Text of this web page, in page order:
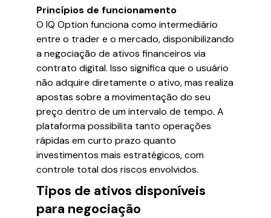
Princípios de funcionamento
O IQ Option funciona como intermediário
entre o trader e o mercado, disponibilizando
a negociação de ativos financeiros via
contrato digital. Isso significa que o usuário
não adquire diretamente o ativo, mas realiza
apostas sobre a movimentação do seu
preço dentro de um intervalo de tempo. A
plataforma possibilita tanto operações
rápidas em curto prazo quanto
investimentos mais estratégicos, com
controle total dos riscos envolvidos.
Tipos de ativos disponíveis
para negociação